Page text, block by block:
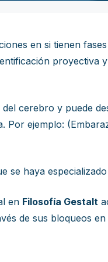
en si tienen
proyectiva
cerebro y puede
Por ejemplo:
se haya
en Filosofía Gestalt
de sus bloqueos en